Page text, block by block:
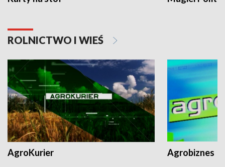
ROLNICTWO I WIEŚ
AgroKurier Agrobiznes